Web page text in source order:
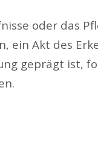
oder das
ein Akt des
geprägt ist,